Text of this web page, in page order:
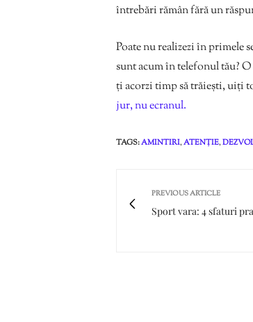
întrebări rămân fără un
Poate nu realizezi în primele
sunt acum în telefonul tău?
ți acorzi timp să trăiești, uiți
jur, nu ecranul.
TAGS:AMINTIRI,ATENȚIE,
PREVIOUS ARTICLE
Sport vara: 4 sfaturi